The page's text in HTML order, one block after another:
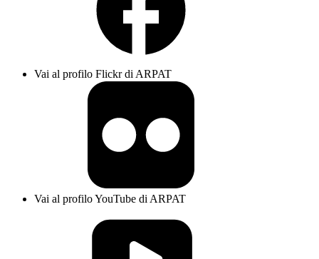
Vai al profilo Flickr di ARPAT
Vai al profilo YouTube di ARPAT